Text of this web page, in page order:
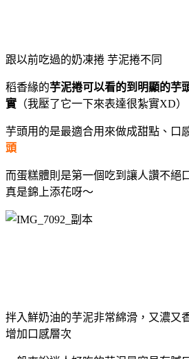
跟以前吃過的奶凍捲 芋泥捲不同
稻香緣的芋泥捲可以看的到明顯的芋
實 （我壓了它一下來表達很紮實XD）
芋頭用的是最適合用來做成甜點、口
頭
而蛋糕體則是第一個吃到讓人讚不絕
真是錦上添花呀～
拌入鮮奶油的芋泥非常綿滑，又濃又
增加口感層次